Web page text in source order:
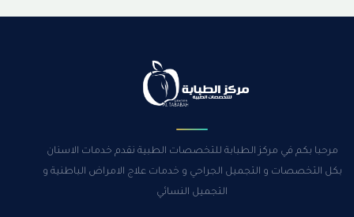
مرحبا بكم في مركز الطبابة للتخصصات الطبية نقدم خدمات الاسنان
بكل التخصصات و التجميل الجراحي و خدمات علاج الامراض الباطنية و
التجميل النسائي